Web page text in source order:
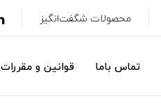
محصولات شگفت‌انگیز
تماس باما قوانین و مقررات